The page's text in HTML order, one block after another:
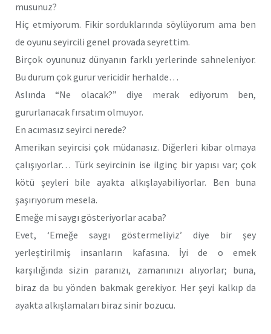
musunuz?
Hiç etmiyorum. Fikir sorduklarında söylüyorum ama ben
de oyunu seyircili genel provada seyrettim.
Birçok oyununuz dünyanın farklı yerlerinde sahneleniyor.
Bu durum çok gurur vericidir herhalde…
Aslında “Ne olacak?” diye merak ediyorum ben,
gururlanacak fırsatım olmuyor.
En acımasız seyirci nerede?
Amerikan seyircisi çok müdanasız. Diğerleri kibar olmaya
çalışıyorlar… Türk seyircinin ise ilginç bir yapısı var; çok
kötü şeyleri bile ayakta alkışlayabiliyorlar. Ben buna
şaşırıyorum mesela.
Emeğe mi saygı gösteriyorlar acaba?
Evet, ‘Emeğe saygı göstermeliyiz’ diye bir şey
yerleştirilmiş insanların kafasına. İyi de o emek
karşılığında sizin paranızı, zamanınızı alıyorlar; buna,
biraz da bu yönden bakmak gerekiyor. Her şeyi kalkıp da
ayakta alkışlamaları biraz sinir bozucu.